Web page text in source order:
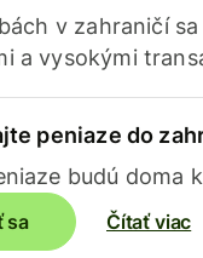
v zahraničí
a vysokými
peniaze do
budú doma
sa Čítať viac